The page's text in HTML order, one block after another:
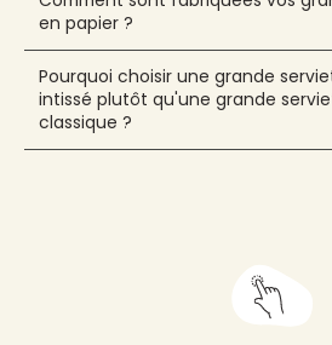
en papier ?
Pourquoi choisir une grande
intissé plutôt qu'une grande
classique ?